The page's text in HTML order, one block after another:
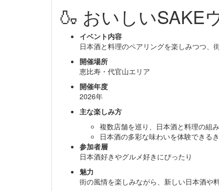
🍶 おいしいSAKE
イベント内容
日本酒と料理のペアリングを楽しみつつ、
開催場所
恵比寿・代官山エリア
開催年度
2026年
主な楽しみ方
複数店舗を巡り、日本酒と料理の組
日本酒の多彩な味わいを体験できる
参加者層
日本酒好きやグルメ好きにぴったり
魅力
街の風情を楽しみながら、新しい日本酒や